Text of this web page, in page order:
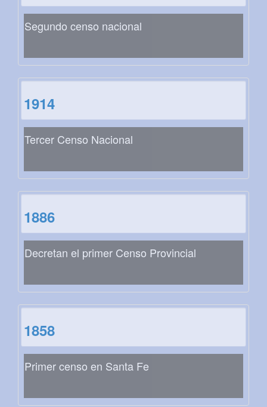
Segundo censo nacional
1914
Tercer Censo Nacional
1886
Decretan el primer Censo Provincial
1858
Primer censo en Santa Fe